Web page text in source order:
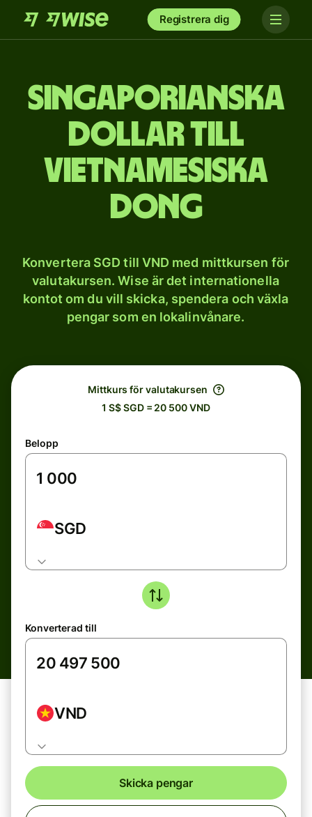
Registrera dig
Singaporianska
dollar till
vietnamesiska
dong
Konvertera SGD till VND med mittkursen för
valutakursen. Wise är det internationella
kontot om du vill skicka, spendera och växla
pengar som en lokalinvånare.
Mittkurs för valutakursen
1 S$ SGD = 20 500 VND
Belopp
SGD
Konverterad till
VND
Skicka pengar